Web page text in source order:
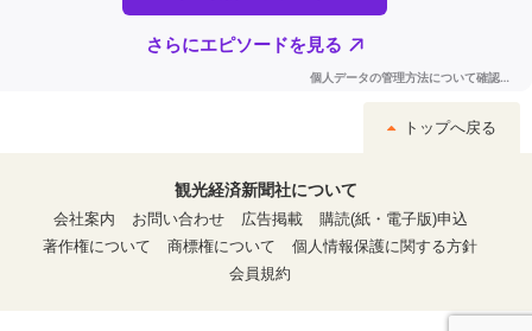
トップへ戻る
観光経済新聞社について
会社案内
お問い合わせ 広告掲載
購読(紙・電子版)申込
著作権について
商標権について
個人情報保護に関する方針
会員規約